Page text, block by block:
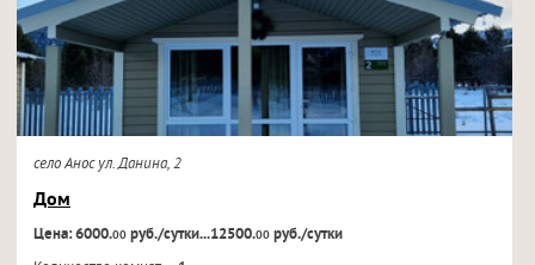
село Анос ул. Данина, 2
Дом
Цена: 6000.00руб./сутки...12500.00руб./сутки